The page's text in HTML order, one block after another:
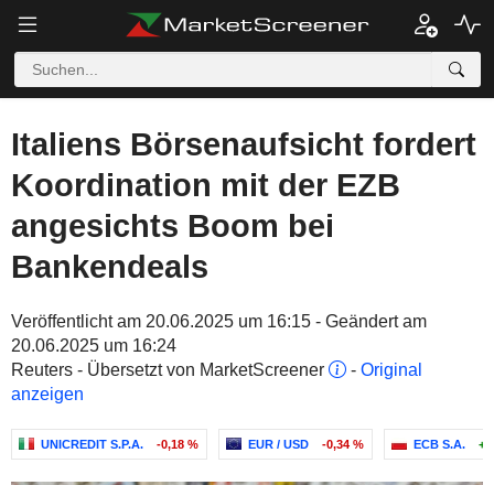
Italiens Börsenaufsicht fordert
Koordination mit der EZB
angesichts Boom bei
Bankendeals
Veröffentlicht am 20.06.2025 um 16:15 - Geändert am
20.06.2025 um 16:24
Reuters - Übersetzt von MarketScreener
- Original
anzeigen
UNICREDIT S.P.A. -0,18 % EUR / USD -0,34 % ECB S.A.